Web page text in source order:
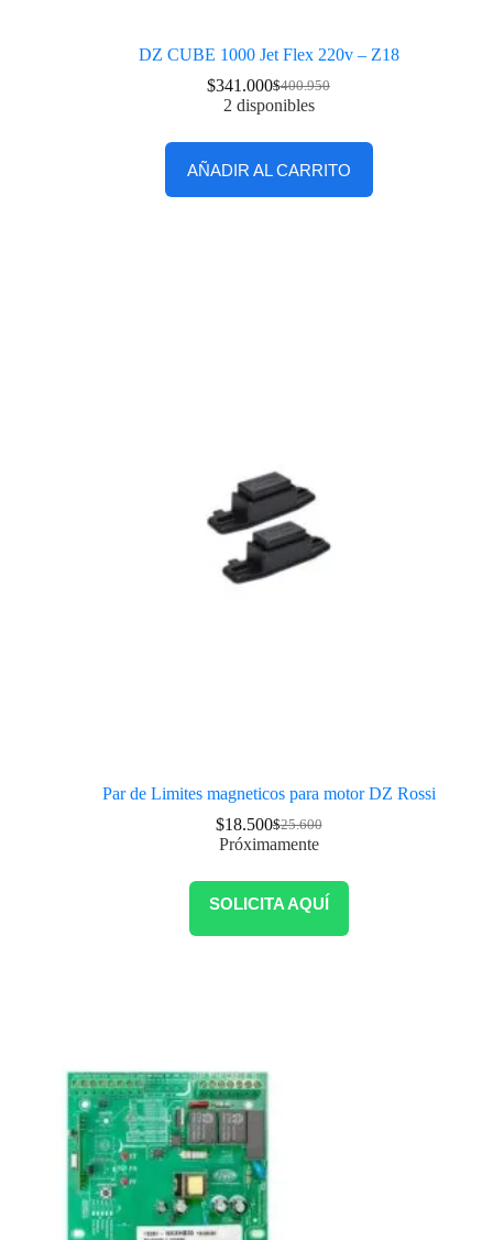
DZ CUBE 1000 Jet Flex 220v – Z18
$400.950
$341.000
2 disponibles
AÑADIR AL CARRITO
Par de Limites magneticos para motor DZ Rossi
$25.600
$18.500
Próximamente
SOLICITA AQUÍ